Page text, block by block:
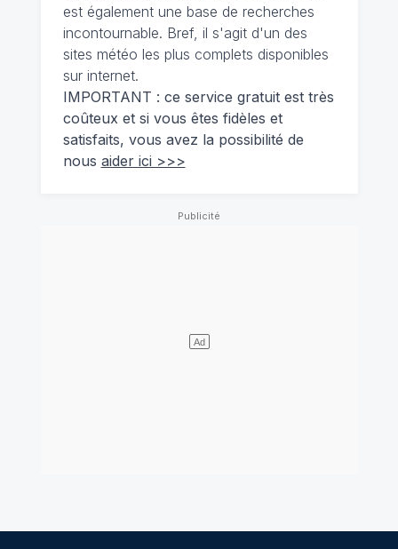
est également une base de recherches
incontournable. Bref, il s'agit d'un des
sites météo les plus complets disponibles
sur internet.
IMPORTANT : ce service gratuit est très
coûteux et si vous êtes fidèles et
satisfaits, vous avez la possibilité de
nous aider ici >>>